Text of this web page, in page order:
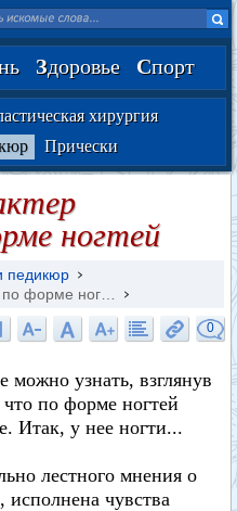
Здоровье Спорт
хирургия
Прически
ногтей
педикюр
форме ног…
0
можно узнать, взглянув
по форме ногтей
Итак, у нее ногти...
лестного мнения о
исполнена чувства